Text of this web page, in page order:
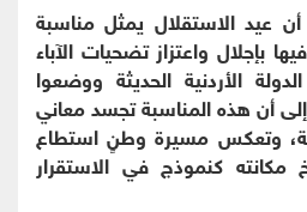
عيد الاستقلال يمثل مناسبة
بإجلال واعتزاز تضحيات الآباء
الأردنية الحديثة ووضعوا
أن هذه المناسبة تجسد معاني
وتعكس مسيرة وطنٍ استطاع
كنموذج في الاستقرار